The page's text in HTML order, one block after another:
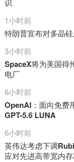
识
1小时前
特朗普宣布对多晶
3小时前
SpaceX将为美国得
电厂
6小时前
OpenAI：面向免费
GPT-5.6 LUNA
6小时前
英伟达考虑下调
应对先进高带宽内